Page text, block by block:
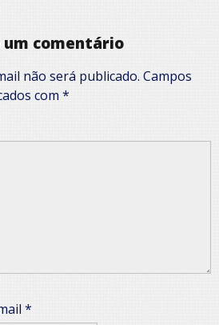
um comentário
não será publicado. Campos
com *
*